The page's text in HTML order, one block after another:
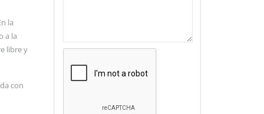
la
a la
libre y
con